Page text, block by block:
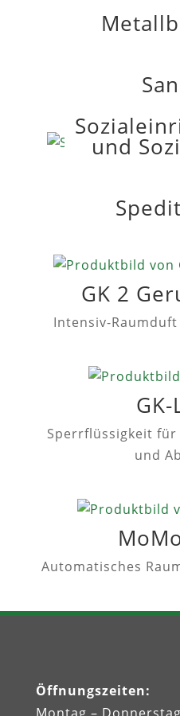
und
GK 2
Intensiv-
Sperrflüssigkeit
und
Automatisches
Öffnungszeiten: